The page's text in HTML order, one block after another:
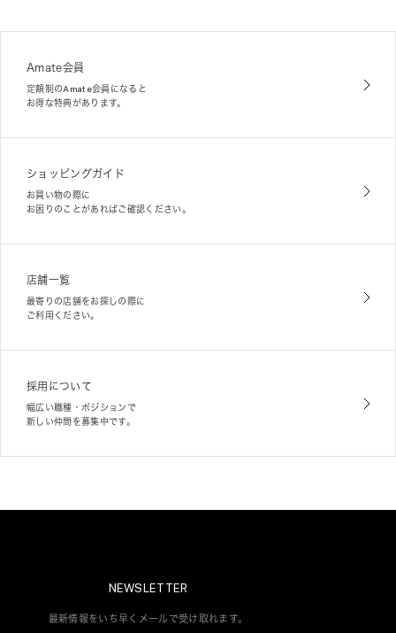
Amate会員
定額制のAmate会員になると
お得な特典があります。
ショッピングガイド
お買い物の際に
お困りのことがあればご確認ください。
店舗一覧
最寄りの店舗をお探しの際に
ご利用ください。
採用について
幅広い職種・ポジションで
新しい仲間を募集中です。
NEWSLETTER
最新情報をいち早くメールで受け取れます。